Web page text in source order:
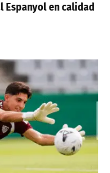
Espanyol en calidad